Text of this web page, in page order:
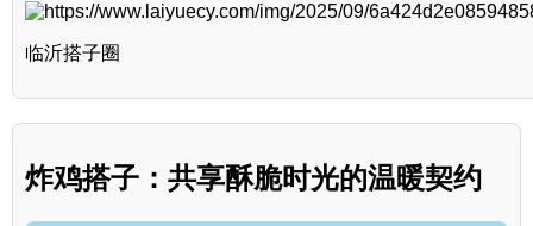
临沂搭子圈
炸鸡搭子：共享酥脆时光的温暖契约